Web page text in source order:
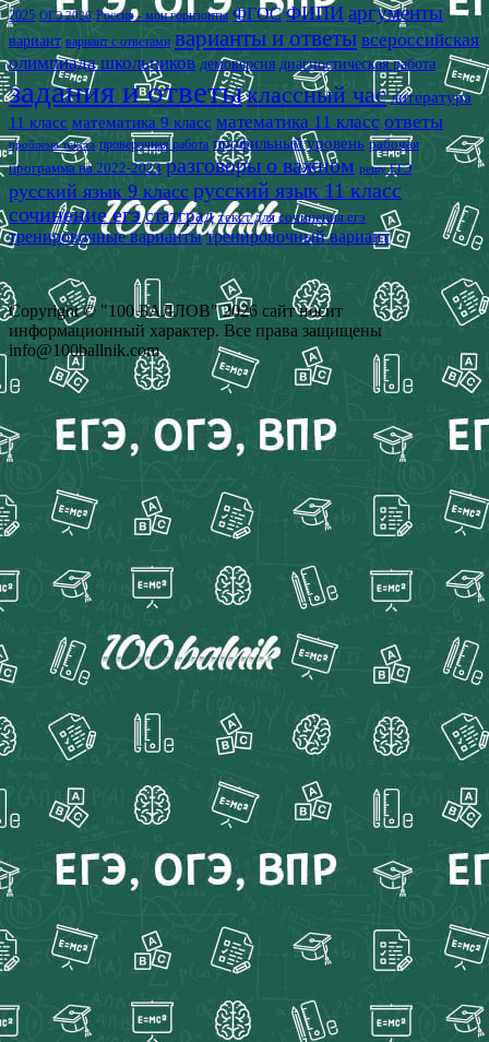
2025 ОГЭ 2026 Россия - мои горизонты ФГОС ФИПИ аргументы
вариант вариант с ответами варианты и ответы всероссийская
олимпиада школьников демоверсия диагностическая работа
задания и ответыклассный час литература
11 класс математика 9 класс математика 11 класс ответы
проблема текста проверочная работа профильный уровень рабочая
программа на 2022-2023 разговоры о важном решу ЕГЭ
русский язык 9 класс русский язык 11 класс
сочинение егэ статград текст для сочинения егэ
тренировочные варианты тренировочный вариант
Copyright © "100 БАЛЛОВ" 2026 сайт носит
информационный характер. Все права защищены
info@100ballnik.com